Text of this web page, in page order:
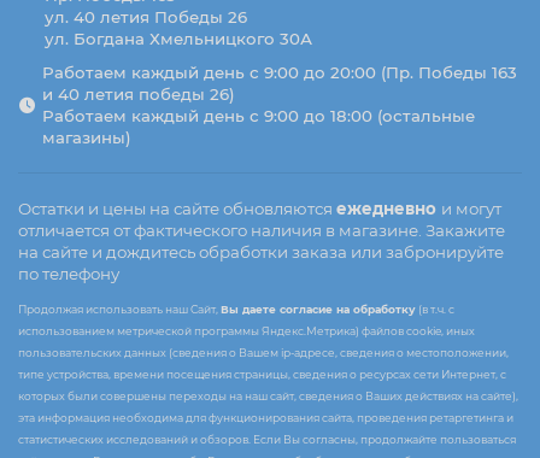
ул. 40 летия Победы 26
ул. Богдана Хмельницкого 30А
Работаем каждый день с 9:00 до 20:00 (Пр. Победы 163
и 40 летия победы 26)
Работаем каждый день с 9:00 до 18:00 (остальные
магазины)
Остатки и цены на сайте обновляются ежедневно и могут
отличается от фактического наличия в магазине. Закажите
на сайте и дождитесь обработки заказа или забронируйте
по телефону
Продолжая использовать наш Сайт, Вы даете согласие на обработку (в т.ч. с
использованием метрической программы Яндекс.Метрика) файлов cookie, иных
пользовательских данных (сведения о Вашем ip-адресе, сведения о местоположении,
типе устройства, времени посещения страницы, сведения о ресурсах сети Интернет, с
которых были совершены переходы на наш сайт, сведения о Ваших действиях на сайте),
эта информация необходима для функционирования сайта, проведения ретаргетинга и
статистических исследований и обзоров. Если Вы согласны, продолжайте пользоваться